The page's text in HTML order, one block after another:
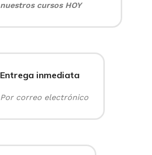
nuestros cursos HOY
Entrega inmediata
Por correo electrónico